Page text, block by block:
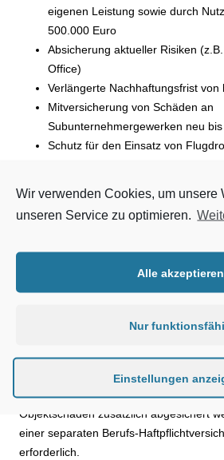
eigenen Leistung sowie durch
500.000 Euro
Absicherung aktueller Risiken
Office)
Verlängerte Nachhaftungsfrist von
Mitversicherung von Schäden an
Subunternehmergewerken neu bis
Schutz für den Einsatz von
Versicherungssummen
und Vermögensschäden)
Planungsdeckung für fremde
Kunde also die Planung für
Ausführung er nicht zuständig ist, kann
Objektschäden zusätzlich abgesichert
einer separaten Berufs-
erforderlich.
Wir verwenden Cookies, um unsere
unseren Service zu optimieren.
Alle akzeptieren
Nur
Einstellungen